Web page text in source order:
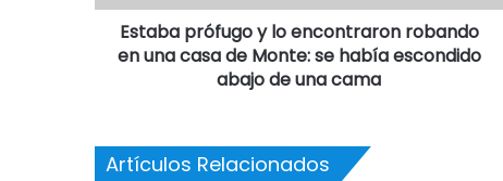
Estaba prófugo y lo encontraron robando
en una casa de Monte: se había escondido
abajo de una cama
Artículos Relacionados